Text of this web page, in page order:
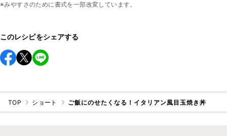
※みやすさのために書式を一部改変しています。
このレシピをシェアする
TOP ショート ご飯にのせたくなる！イタリアン風目玉焼き丼